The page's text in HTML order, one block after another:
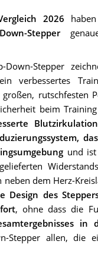
2026
Stepper
Down-Stepper
verbessertes
rutschfesten
beim
und
dem Herz-
Design des
, ohne dass die
in
Stepper allen,